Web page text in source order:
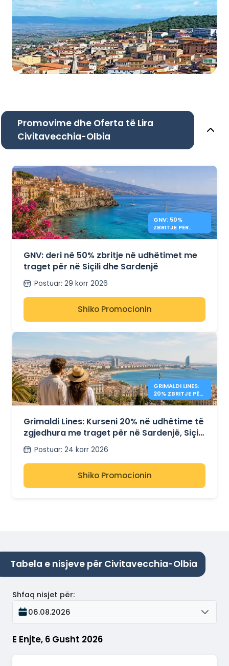
Promovime dhe Oferta të Lira
Civitavecchia-Olbia
GNV: 50%
ZBRITJE PËR
TRAGETET E
SARDENJËS
GNV: deri në 50% zbritje në udhëtimet me
traget për në Siçili dhe Sardenjë
Postuar: 29 korr 2026
Shiko Promocionin
GRIMALDI LINES:
20% ZBRITJE PËR
TRAGETET E
Grimaldi Lines: Kurseni 20% në udhëtime të
zgjedhura me traget për në Sardenjë, Siçili
dhe Spanjë
Postuar: 24 korr 2026
Shiko Promocionin
Tabela e nisjeve për Civitavecchia-Olbia
E Enjte, 6 Gusht 2026
Shfaq nisjet për:
06.08.2026